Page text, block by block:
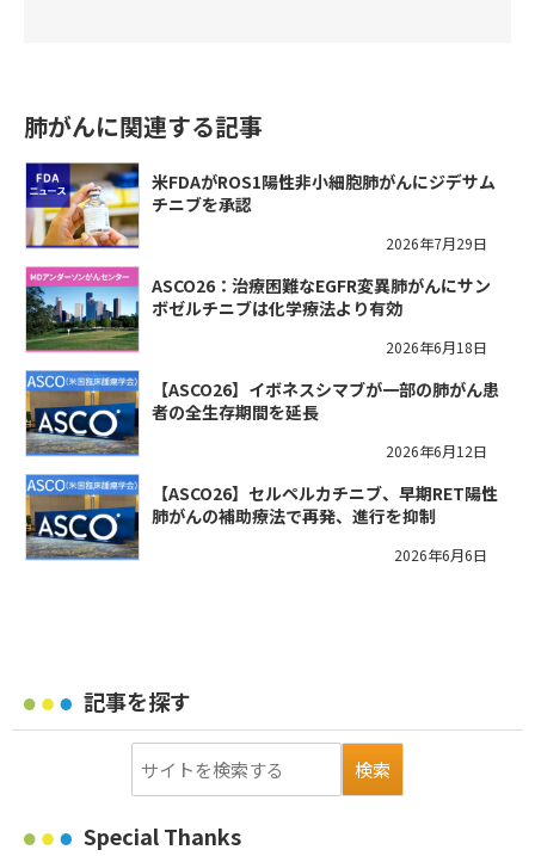
肺がんに関連する記事
米FDAがROS1陽性非小細胞肺がんにジデサム
チニブを承認
2026年7月29日
ASCO26：治療困難なEGFR変異肺がんにサン
ボゼルチニブは化学療法より有効
2026年6月18日
【ASCO26】イボネスシマブが一部の肺がん患
者の全生存期間を延長
2026年6月12日
【ASCO26】セルペルカチニブ、早期RET陽性
肺がんの補助療法で再発、進行を抑制
2026年6月6日
記事を探す
Special Thanks